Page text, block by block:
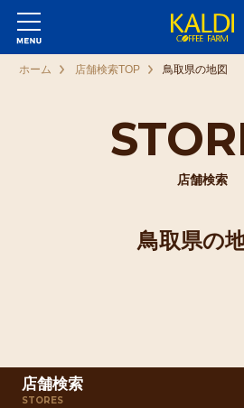
店舗検索
ホーム 店舗検索TOP 鳥取県の地図
鳥取県の
店舗検索
STORES